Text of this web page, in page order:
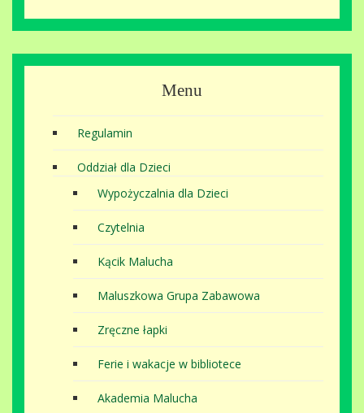
Menu
Regulamin
Oddział dla Dzieci
Wypożyczalnia dla Dzieci
Czytelnia
Kącik Malucha
Maluszkowa Grupa Zabawowa
Zręczne łapki
Ferie i wakacje w bibliotece
Akademia Malucha